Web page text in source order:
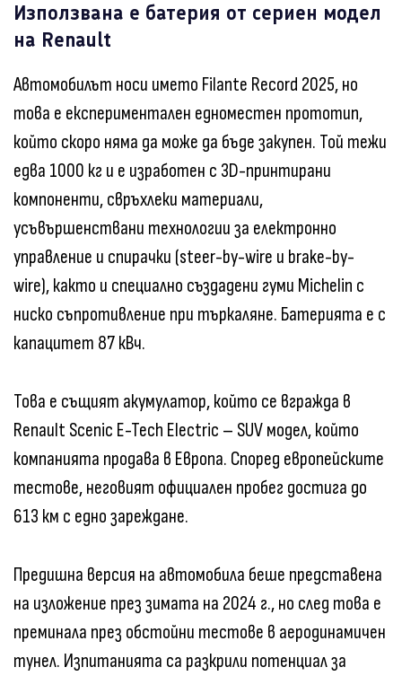
Използвана е батерия от сериен модел
на Renault
Автомобилът носи името Filante Record 2025, но
това е експериментален едноместен прототип,
който скоро няма да може да бъде закупен. Той тежи
едва 1000 кг и е изработен с 3D-принтирани
компоненти, свръхлеки материали,
усъвършенствани технологии за електронно
управление и спирачки (steer-by-wire и brake-by-
wire), както и специално създадени гуми Michelin с
ниско съпротивление при търкаляне. Батерията е с
капацитет 87 кВч.
Това е същият акумулатор, който се вгражда в
Renault Scenic E-Tech Electric – SUV модел, който
компанията продава в Европа. Според европейските
тестове, неговият официален пробег достига до
613 км с едно зареждане.
Предишна версия на автомобила беше представена
на изложение през зимата на 2024 г., но след това е
преминала през обстойни тестове в аеродинамичен
тунел. Изпитанията са разкрили потенциал за